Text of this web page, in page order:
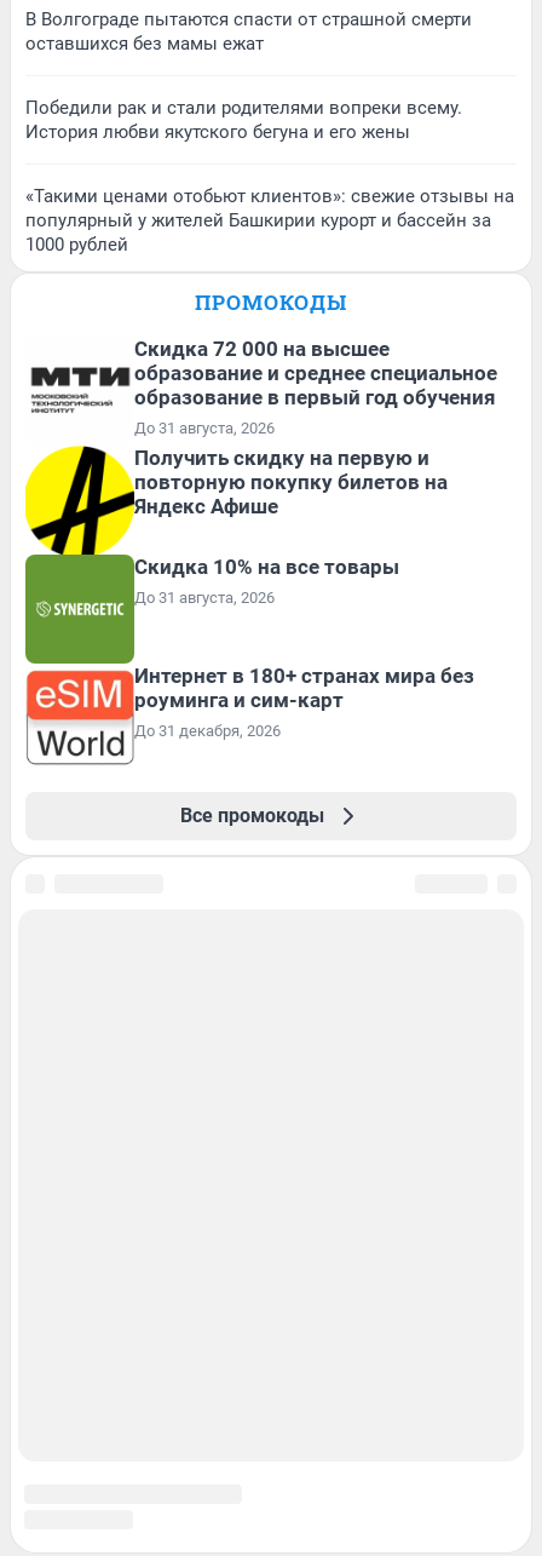
В Волгограде пытаются спасти от страшной смерти
оставшихся без мамы ежат
Победили рак и стали родителями вопреки всему.
История любви якутского бегуна и его жены
«Такими ценами отобьют клиентов»: свежие отзывы на
популярный у жителей Башкирии курорт и бассейн за
1000 рублей
ПРОМОКОДЫ
Скидка 72 000 на высшее
образование и среднее специальное
образование в первый год обучения
До 31 августа, 2026
Получить скидку на первую и
повторную покупку билетов на
Яндекс Афише
Скидка 10% на все товары
До 31 августа, 2026
Интернет в 180+ странах мира без
роуминга и сим-карт
До 31 декабря, 2026
Все промокоды